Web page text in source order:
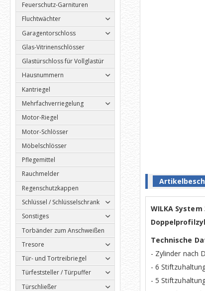
WILKA
Technische
- Zylinder nach
- 6
- 5
Feuerschutz-Garnituren
Fluchtwächter
Garagentorschloss
Glas-Vitrinenschlösser
Glastürschloss für Vollglastür
Hausnummern
Kantriegel
Mehrfachverriegelung
Motor-Riegel
Motor-Schlösser
Möbelschlösser
Pflegemittel
Rauchmelder
Regenschutzkappen
Schlüssel / Schlüsselschrank
Sonstiges
Torbänder zum Anschweißen
Tresore
Tür- und Tortreibriegel
Türfeststeller / Türpuffer
Türschließer